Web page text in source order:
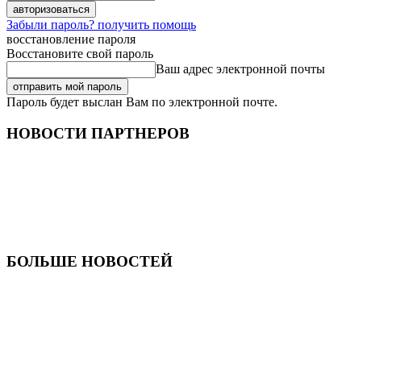
Забыли пароль? получить помощь
восстановление пароля
Восстановите свой пароль
Ваш адрес электронной почты
Пароль будет выслан Вам по электронной почте.
НОВОСТИ ПАРТНЕРОВ
БОЛЬШЕ НОВОСТЕЙ